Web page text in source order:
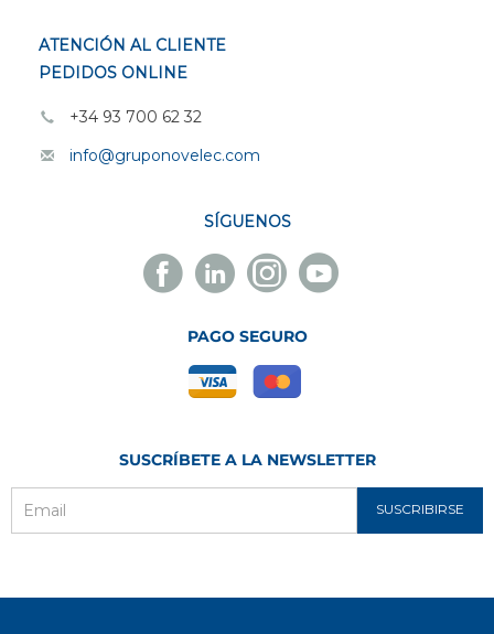
ATENCIÓN AL CLIENTE
PEDIDOS ONLINE
+34 93 700 62 32
info@gruponovelec.com
SÍGUENOS
Facebook
Novelec
Linkedin
Novelec
Instagram
Novelec
Youtube
Novelec
PAGO SEGURO
SUSCRÍBETE A LA NEWSLETTER
SUSCRIBIRSE